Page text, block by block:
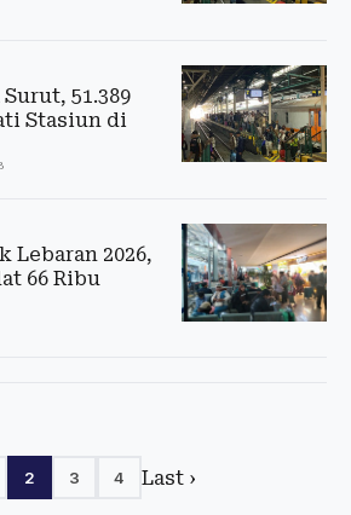
51.389
Stasiun di
Lebaran 2026,
66 Ribu
2 3 4 Last ›